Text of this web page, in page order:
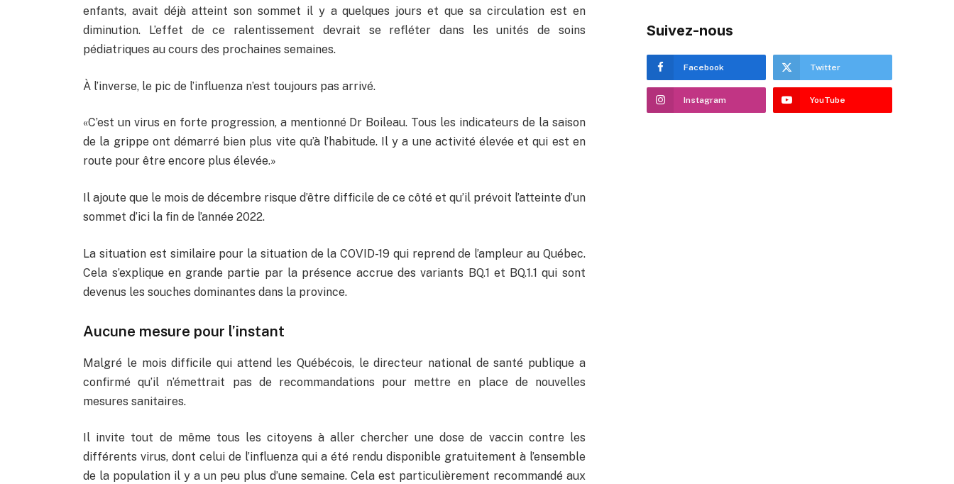
enfants, avait déjà atteint son sommet il y a quelques jours et que sa circulation est en
diminution. L’effet de ce ralentissement devrait se refléter dans les unités de soins
pédiatriques au cours des prochaines semaines.
À l’inverse, le pic de l’influenza n’est toujours pas arrivé.
«C’est un virus en forte progression, a mentionné Dr Boileau. Tous les indicateurs de la saison
de la grippe ont démarré bien plus vite qu’à l’habitude. Il y a une activité élevée et qui est en
route pour être encore plus élevée.»
Il ajoute que le mois de décembre risque d’être difficile de ce côté et qu’il prévoit l’atteinte d’un
sommet d’ici la fin de l’année 2022.
La situation est similaire pour la situation de la COVID-19 qui reprend de l’ampleur au Québec.
Cela s’explique en grande partie par la présence accrue des variants BQ.1 et BQ.1.1 qui sont
devenus les souches dominantes dans la province.
Aucune mesure pour l’instant
Malgré le mois difficile qui attend les Québécois, le directeur national de santé publique a
confirmé qu’il n’émettrait pas de recommandations pour mettre en place de nouvelles
mesures sanitaires.
Il invite tout de même tous les citoyens à aller chercher une dose de vaccin contre les
différents virus, dont celui de l’influenza qui a été rendu disponible gratuitement à l’ensemble
de la population il y a un peu plus d’une semaine. Cela est particulièrement recommandé aux
Suivez-nous
Facebook Twitter
Instagram YouTube